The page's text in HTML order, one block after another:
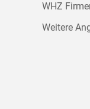
WHZ
Weitere